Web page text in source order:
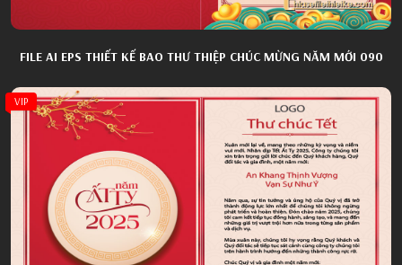
FILE AI EPS THIẾT KẾ BAO THƯ THIỆP CHÚC MỪNG NĂM MỚI 090
VIP